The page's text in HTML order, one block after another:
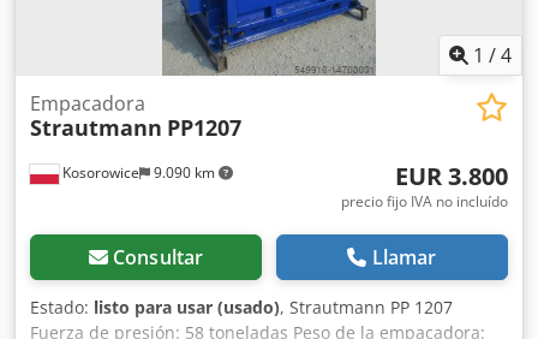
1 /4
Kosorowice 9.090 km
Empacadora
Strautmann PP1207
EUR 3.800
precio fijo IVA no incluído
Consultar Llamar
Estado: listo para usar (usado), Strautmann PP 1207
Fuerza de presión: 58 toneladas Peso de la empacadora: